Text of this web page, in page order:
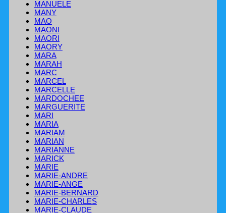
MANUELE
MANY
MAO
MAONI
MAORI
MAORY
MARA
MARAH
MARC
MARCEL
MARCELLE
MARDOCHEE
MARGUERITE
MARI
MARIA
MARIAM
MARIAN
MARIANNE
MARICK
MARIE
MARIE-ANDRE
MARIE-ANGE
MARIE-BERNARD
MARIE-CHARLES
MARIE-CLAUDE